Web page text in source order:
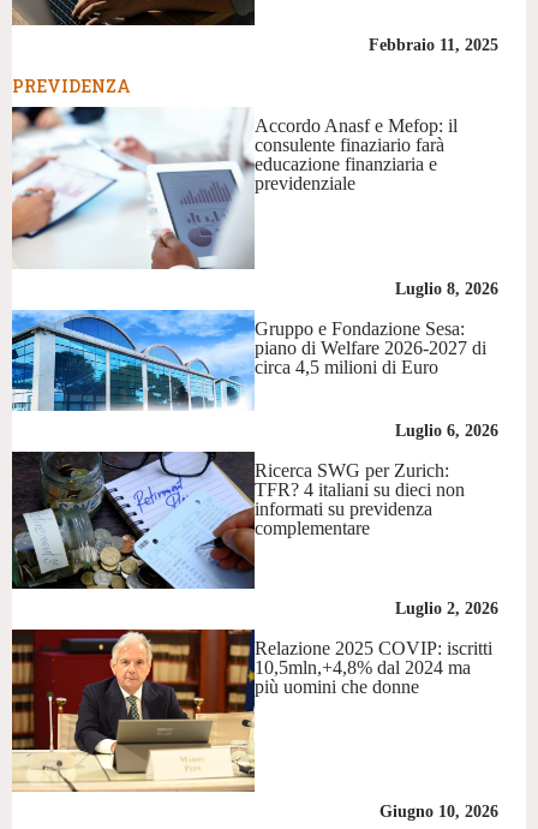
Febbraio 11, 2025
PREVIDENZA
Accordo Anasf e Mefop: il
consulente finaziario farà
educazione finanziaria e
previdenziale
Luglio 8, 2026
Gruppo e Fondazione Sesa:
piano di Welfare 2026-2027 di
circa 4,5 milioni di Euro
Luglio 6, 2026
Ricerca SWG per Zurich:
TFR? 4 italiani su dieci non
informati su previdenza
complementare
Luglio 2, 2026
Relazione 2025 COVIP: iscritti
10,5mln,+4,8% dal 2024 ma
più uomini che donne
Giugno 10, 2026